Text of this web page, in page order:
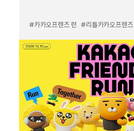
#카카오프렌즈 런 #리틀카카오프렌즈